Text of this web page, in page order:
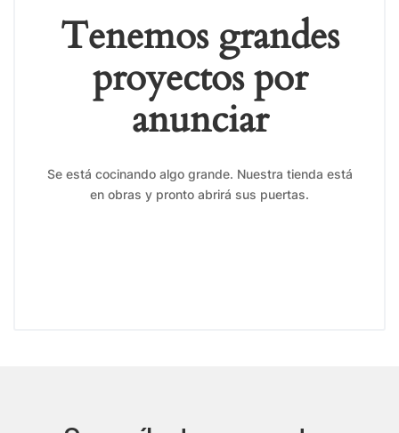
Tenemos grandes
proyectos por
anunciar
Se está cocinando algo grande. Nuestra tienda está
en obras y pronto abrirá sus puertas.